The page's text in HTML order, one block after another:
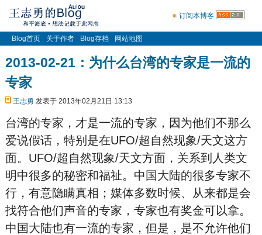
订阅本博客
Blog首页 关于作者 Blog存档 网站地图
2013-02-21：为什么台湾的专家是一流的
专家
王志勇 发表于 2013年02月21日 13:13
台湾的专家，才是一流的专家，因为他们不那么
爱说假话，特别是在UFO/超自然现象/天文这方
面。UFO/超自然现象/天文方面，关系到人类文
明中很多的秘密和福祉。中国大陆的很多专家不
行，有意隐瞒真相；媒体多数时候、从来都是会
找符合他们声音的专家，专家也有奖金可以拿。
中国大陆也有一流的专家，但是，是不允许他们